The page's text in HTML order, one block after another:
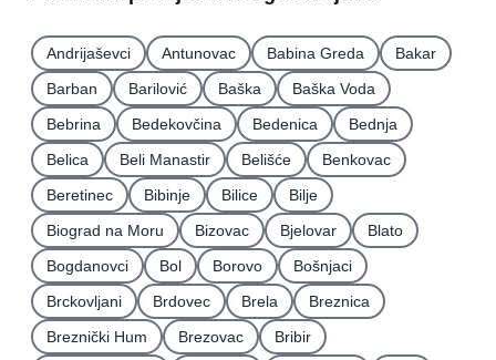
Andrijaševci Antunovac Babina Greda
Bakar
Barban
Barilović Baška
Baška Voda
Bebrina
Bedekovčina Bedenica
Bednja
Belica
Beli Manastir Belišće
Benkovac
Beretinec
Bibinje Bilice
Bilje
Biograd na Moru
Bizovac Bjelovar
Blato
Bogdanovci
Bol Borovo
Bošnjaci
Brckovljani
Brdovec Brela
Breznica
Breznički Hum
Brezovac
Bribir